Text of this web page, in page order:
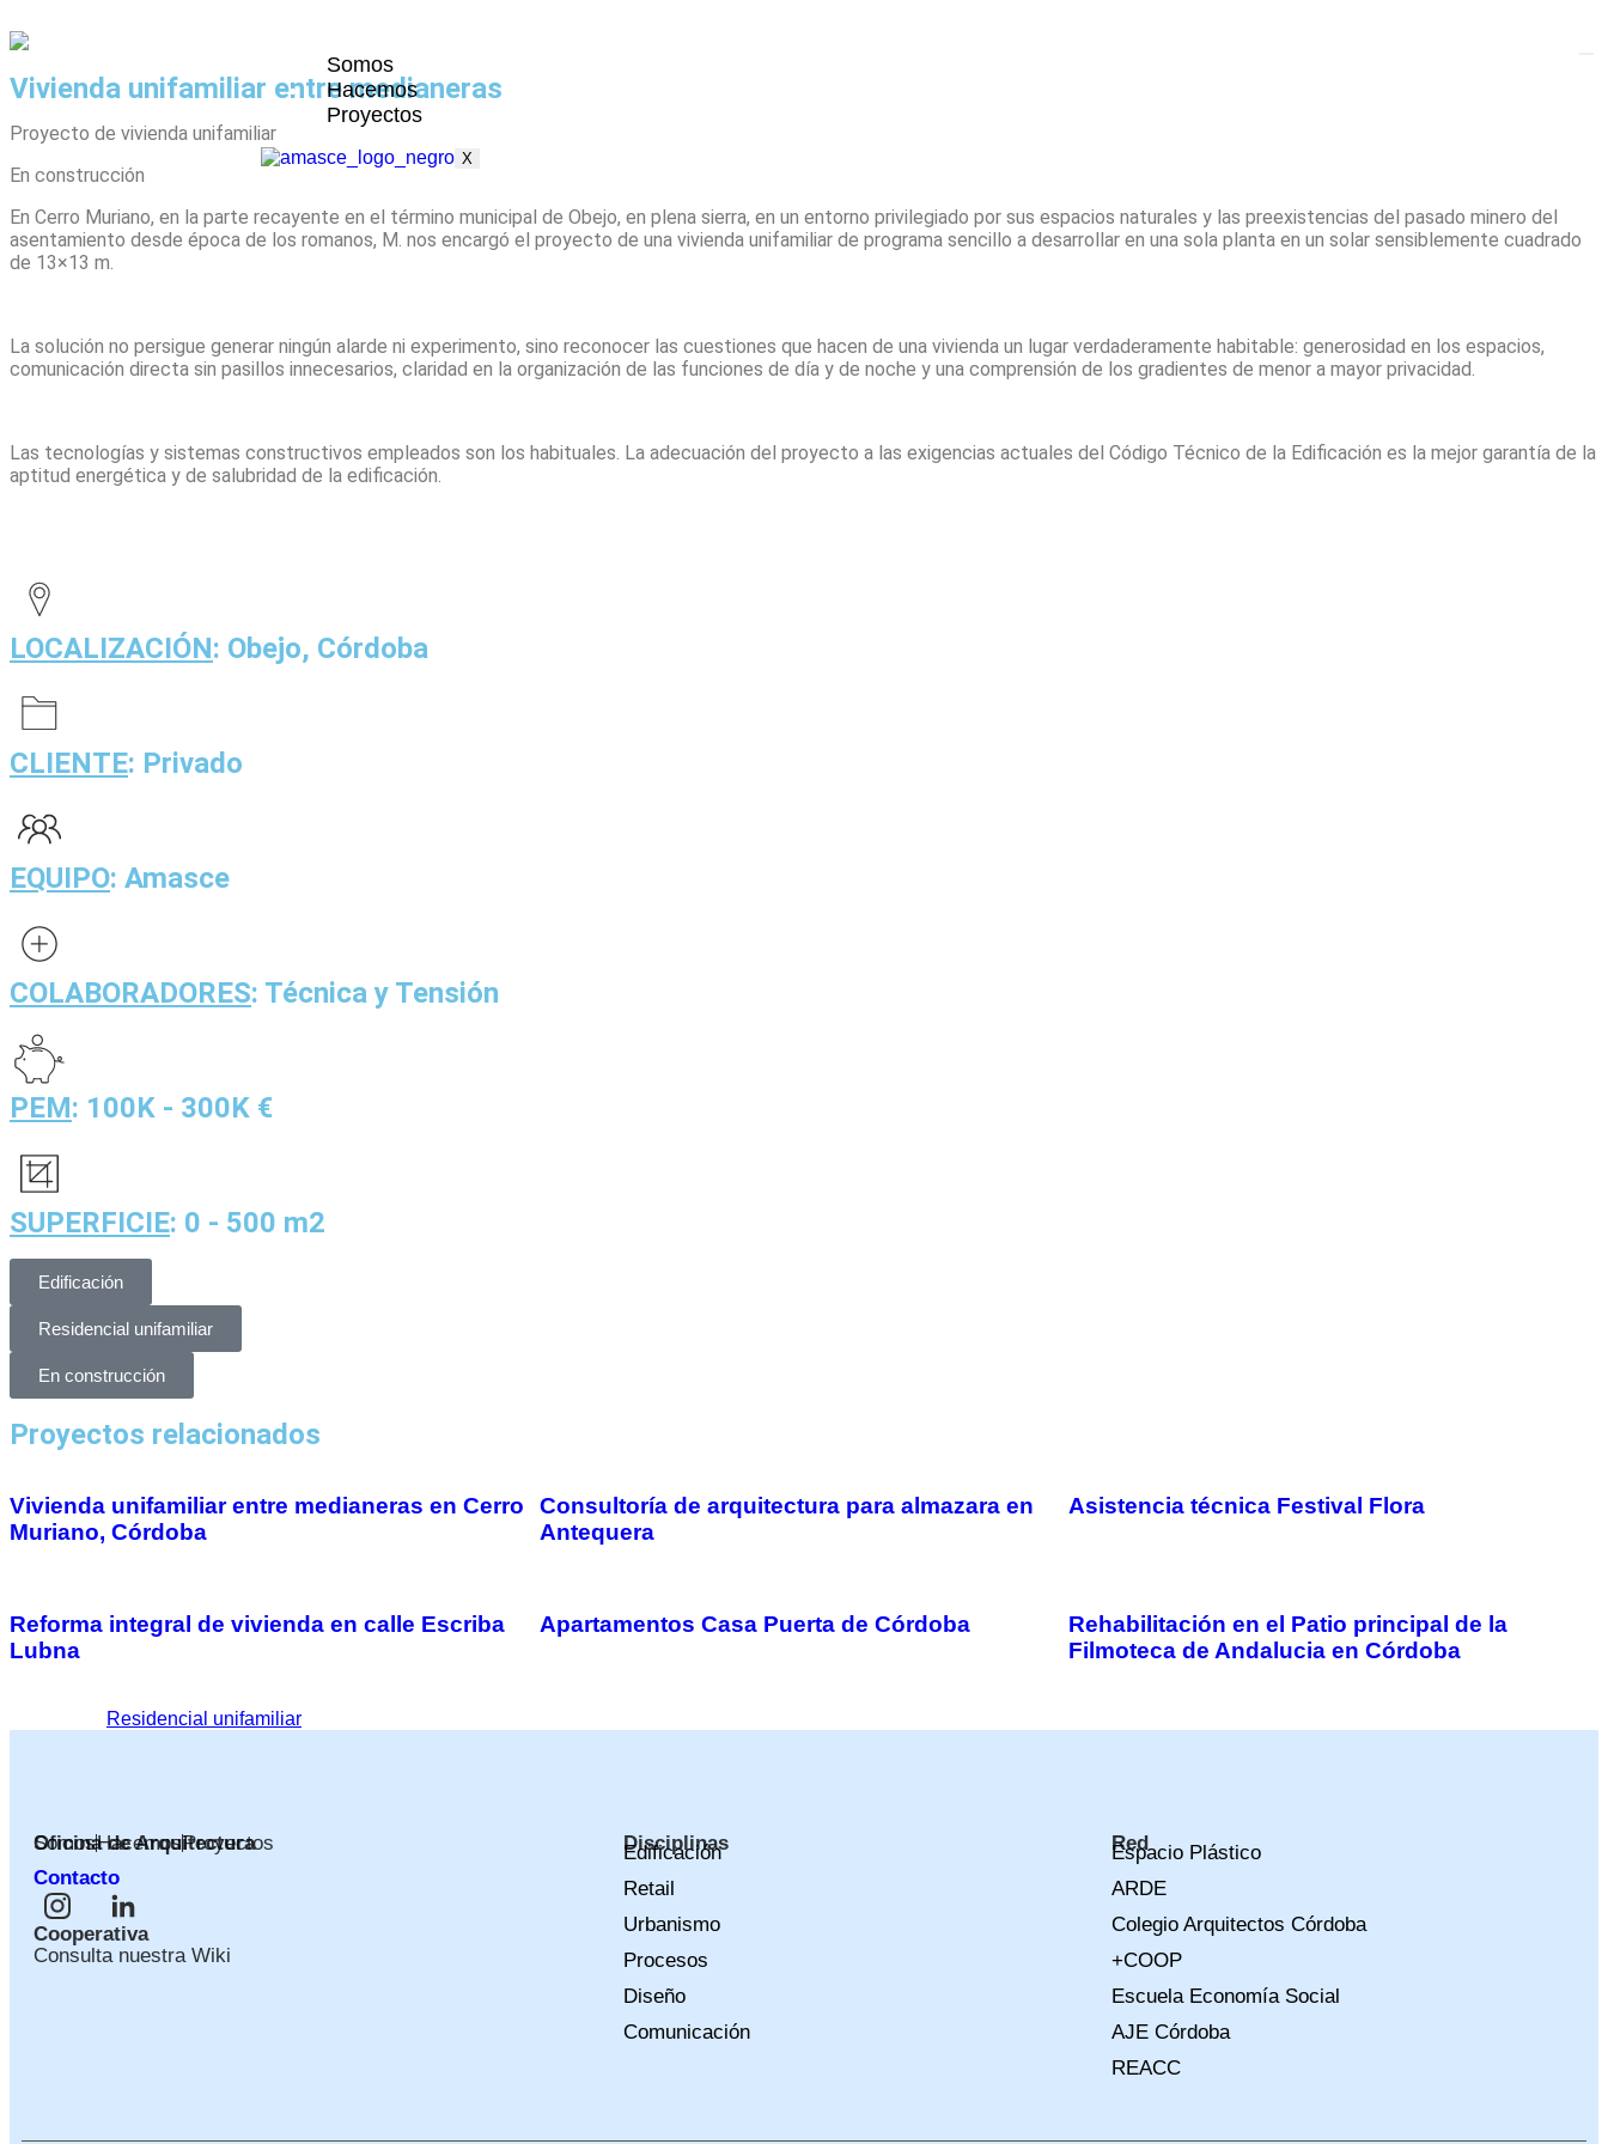
Somos
Hacemos
Proyectos
X
Vivienda unifamiliar entre medianeras
Proyecto de vivienda unifamiliar
En construcción
En Cerro Muriano, en la parte recayente en el término municipal de Obejo, en plena sierra, en un entorno privilegiado por sus espacios naturales y las preexistencias del pasado minero del
asentamiento desde época de los romanos, M. nos encargó el proyecto de una vivienda unifamiliar de programa sencillo a desarrollar en una sola planta en un solar sensiblemente cuadrado
de 13×13 m.
La solución no persigue generar ningún alarde ni experimento, sino reconocer las cuestiones que hacen de una vivienda un lugar verdaderamente habitable: generosidad en los espacios,
comunicación directa sin pasillos innecesarios, claridad en la organización de las funciones de día y de noche y una comprensión de los gradientes de menor a mayor privacidad.
Las tecnologías y sistemas constructivos empleados son los habituales. La adecuación del proyecto a las exigencias actuales del Código Técnico de la Edificación es la mejor garantía de la
aptitud energética y de salubridad de la edificación.
LOCALIZACIÓN: Obejo, Córdoba
CLIENTE: Privado
EQUIPO: Amasce
COLABORADORES: Técnica y Tensión
PEM: 100K - 300K €
SUPERFICIE: 0 - 500 m2
Edificación
Residencial unifamiliar
En construcción
Proyectos relacionados
Vivienda unifamiliar entre medianeras en Cerro
Muriano, Córdoba
Consultoría de arquitectura para almazara en
Antequera
Asistencia técnica Festival Flora
Reforma integral de vivienda en calle Escriba
Lubna
Apartamentos Casa Puerta de Córdoba
Rehabilitación en el Patio principal de la
Filmoteca de Andalucia en Córdoba
Residencial unifamiliar
Oficina de Arquitectura
SomosHacemosProyectos
Contacto
Cooperativa
Consulta nuestra Wiki
Disciplinas
Edificación
Retail
Urbanismo
Procesos
Diseño
Comunicación
Red
Espacio Plástico
ARDE
Colegio Arquitectos Córdoba
+COOP
Escuela Economía Social
AJE Córdoba
REACC